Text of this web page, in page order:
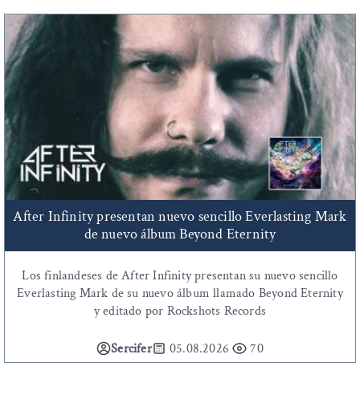
After Infinity presentan nuevo sencillo Everlasting Mark
de nuevo álbum Beyond Eternity
Los finlandeses de After Infinity presentan su nuevo sencillo
Everlasting Mark de su nuevo álbum llamado Beyond Eternity
y editado por Rockshots Records
Sercifer 05.08.2026 70